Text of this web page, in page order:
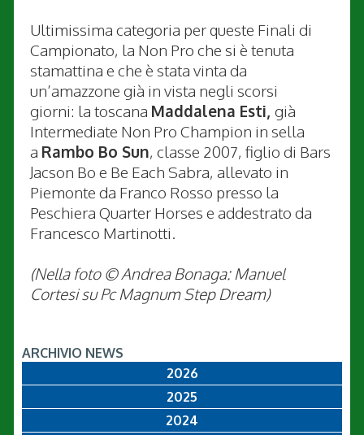
Ultimissima categoria per queste Finali di
Campionato, la Non Pro che si è tenuta
stamattina e che è stata vinta da
un’amazzone già in vista negli scorsi
giorni: la toscana Maddalena Esti, già
Intermediate Non Pro Champion in sella
a Rambo Bo Sun, classe 2007, figlio di Bars
Jacson Bo e Be Each Sabra, allevato in
Piemonte da Franco Rosso presso la
Peschiera Quarter Horses e addestrato da
Francesco Martinotti.
(Nella foto © Andrea Bonaga: Manuel
Cortesi su Pc Magnum Step Dream)
ARCHIVIO NEWS
2026
2025
2024